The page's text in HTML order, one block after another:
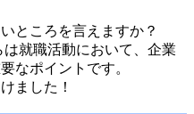
ところを言えますか？
は就職活動において、企業
なポイントです。
ました！